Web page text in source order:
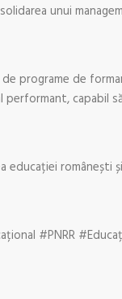
unui
programe de
performant, capabil
românești
#PNRR